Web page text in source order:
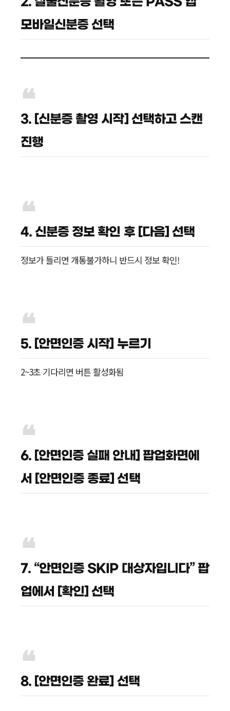
모바일신분증 선택
3. [신분증 촬영 시작] 선택하고 스캔
진행
4. 신분증 정보 확인 후 [다음] 선택
정보가 틀리면 개통불가하니 반드시 정보 확인!
5. [안면인증 시작] 누르기
2~3초 기다리면 버튼 활성화됨
6. [안면인증 실패 안내] 팝업화면에
서 [안면인증 종료] 선택
7. “안면인증 SKIP 대상자입니다” 팝
업에서 [확인] 선택
8. [안면인증 완료] 선택